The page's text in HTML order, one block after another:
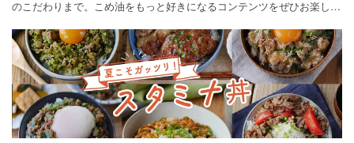
のこだわりまで。こめ油をもっと好きになるコンテンツをぜひお楽しみ